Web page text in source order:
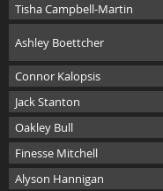
Tisha Campbell-Martin
Ashley Boettcher
Connor Kalopsis
Jack Stanton
Oakley Bull
Finesse Mitchell
Alyson Hannigan